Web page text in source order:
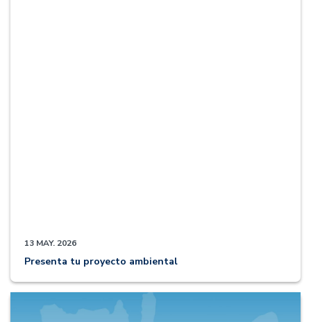
13 MAY. 2026
Presenta tu proyecto ambiental